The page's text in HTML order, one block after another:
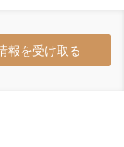
報を受け取る